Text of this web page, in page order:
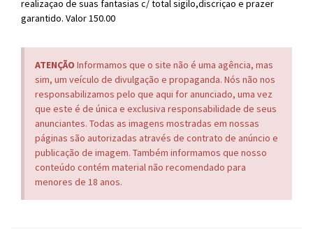
realizaçao de suas fantasias c/ total sigilo,discriçao e prazer
garantido. Valor 150.00
ATENÇÃO Informamos que o site não é uma agência, mas
sim, um veículo de divulgação e propaganda. Nós não nos
responsabilizamos pelo que aqui for anunciado, uma vez
que este é de única e exclusiva responsabilidade de seus
anunciantes. Todas as imagens mostradas em nossas
páginas são autorizadas através de contrato de anúncio e
publicação de imagem. Também informamos que nosso
conteúdo contém material não recomendado para
menores de 18 anos.